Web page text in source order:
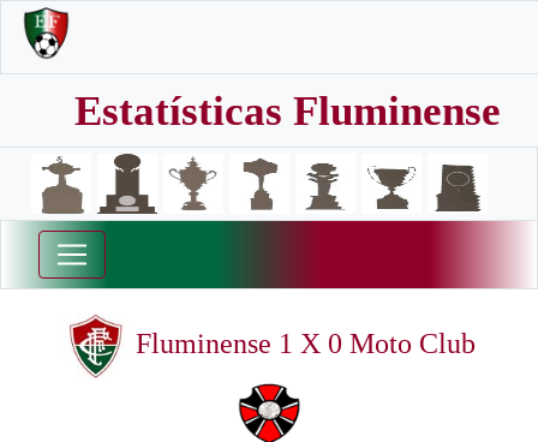
Estatísticas Fluminense
Fluminense 1 X 0 Moto Club